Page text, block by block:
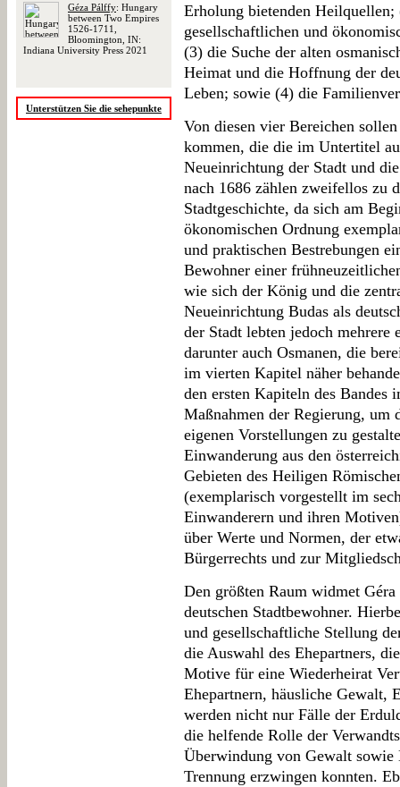
Géza Pálffy: Hungary
between Two Empires
1526-1711,
Bloomington, IN:
Indiana University Press 2021
Unterstützen Sie die sehepunkte
Erholung bietenden Heilquellen;
gesellschaftlichen und
(3) die Suche der alten
Heimat und die Hoffnung der
Leben; sowie (4) die
Von diesen vier Bereichen
kommen, die die im Untertitel
Neueinrichtung der Stadt und
nach 1686 zählen zweifellos zu
Stadtgeschichte, da sich am
ökonomischen Ordnung
und praktischen Bestrebungen
Bewohner einer
wie sich der König und die
Neueinrichtung Budas als
der Stadt lebten jedoch mehrere
darunter auch Osmanen, die
im vierten Kapitel näher
den ersten Kapiteln des Bandes
Maßnahmen der Regierung, um
eigenen Vorstellungen zu
Einwanderung aus den
Gebieten des Heiligen
(exemplarisch vorgestellt im
Einwanderern und ihren
über Werte und Normen, der
Bürgerrechts und zur
Den größten Raum widmet
deutschen Stadtbewohner.
und gesellschaftliche Stellung
die Auswahl des Ehepartners,
Motive für eine Wiederheirat
Ehepartnern, häusliche Gewalt,
werden nicht nur Fälle der
die helfende Rolle der
Überwindung von Gewalt sowie
Trennung erzwingen konnten.